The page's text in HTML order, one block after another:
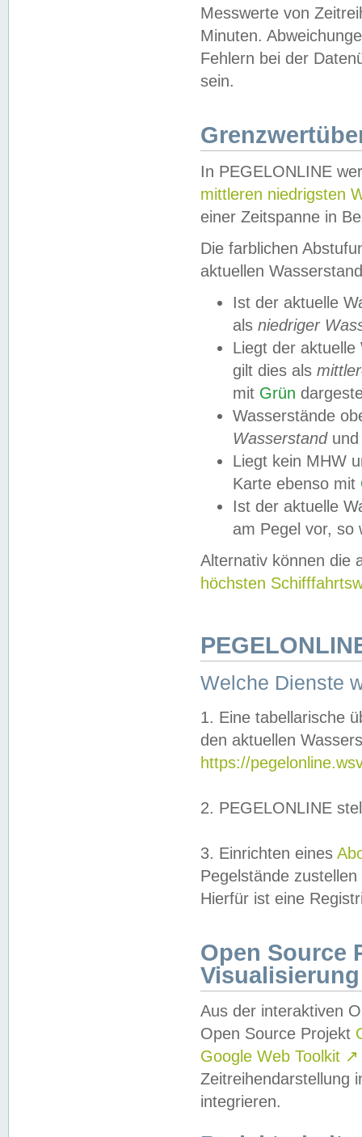
Messwerte von
Minuten.
Fehlern bei der
sein.
In PEGELONLINE
mittleren niedrigsten
einer Zeitspanne in
Die farblichen
aktuellen
Ist der aktuelle
als niedriger
Liegt der
gilt dies als
mit Grün
Wasserstände
Wasserstandund
Liegt kein MHW
Karte ebenso mit
Ist der aktuelle
am Pegel vor,
Alternativ können die
höchsten
Welche Dienste
1. Eine tabellarische
den aktuellen
https://
2. PEGELONLINE
3. Einrichten eines
Pegelstände
Hierfür ist eine
Open Source
Visualisierung
Aus der interaktiven
Open Source Projekt
Google Web Toolkit ↗
Zeitreihendarstellung
integrieren.